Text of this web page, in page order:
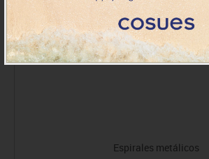
Espirales metálicos